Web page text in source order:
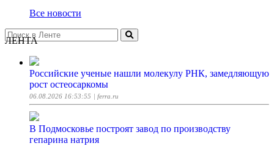
Все новости
ЛЕНТА
Российские ученые нашли молекулу РНК, замедляющую
рост остеосаркомы
06.08.2026 16:53:55 | ferra.ru
В Подмосковье построят завод по производству
гепарина натрия